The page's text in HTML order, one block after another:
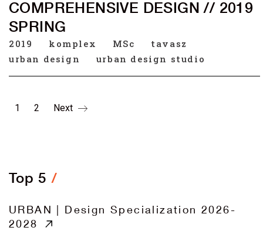
COMPREHENSIVE DESIGN // 2019
SPRING
2019 komplex MSc
tavasz
urban design
urban design studio
1 2 Next
Top 5
URBAN | Design Specialization 2026-
2028